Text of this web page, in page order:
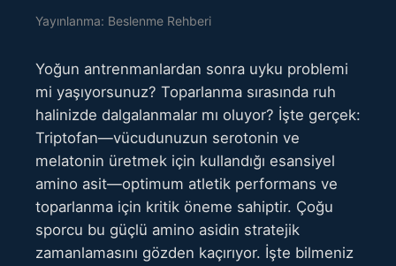
Yayınlanma: Beslenme Rehberi
Yoğun antrenmanlardan sonra uyku problemi
mi yaşıyorsunuz? Toparlanma sırasında ruh
halinizde dalgalanmalar mı oluyor? İşte gerçek:
Triptofan—vücudunuzun serotonin ve
melatonin üretmek için kullandığı esansiyel
amino asit—optimum atletik performans ve
toparlanma için kritik öneme sahiptir. Çoğu
sporcu bu güçlü amino asidin stratejik
zamanlamasını gözden kaçırıyor. İşte bilmeniz